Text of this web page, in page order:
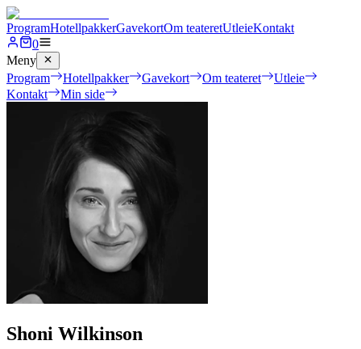
ProgramHotellpakkerGavekortOm teateretUtleieKontakt
0
Meny
Program
Hotellpakker Gavekort Om teateret
Utleie
Kontakt
Min side
Shoni Wilkinson